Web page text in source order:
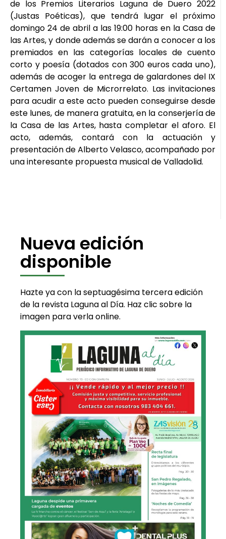
de los Premios Literarios Laguna de Duero 2022
(Justas Poéticas), que tendrá lugar el próximo
domingo 24 de abril a las 19:00 horas en la Casa de
las Artes, y donde además se darán a conocer a los
premiados en las categorías locales de cuento
corto y poesía (dotados con 300 euros cada uno),
además de acoger la entrega de galardones del IX
Certamen Joven de Microrrelato. Las invitaciones
para acudir a este acto pueden conseguirse desde
este lunes, de manera gratuita, en la conserjería de
la Casa de las Artes, hasta completar el aforo. El
acto, además, contará con la actuación y
presentación de Alberto Velasco, acompañado por
una interesante propuesta musical de Valladolid.
Nueva edición
disponible
Hazte ya con la septuagésima tercera edición
de la revista Laguna al Día. Haz clic sobre la
imagen para verla online.